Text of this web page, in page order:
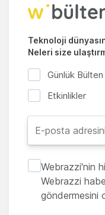
Teknoloji
Neleri size
Günlük Bülten
Etkinlikler
Webrazzi'nin
Webrazzi
göndermesini